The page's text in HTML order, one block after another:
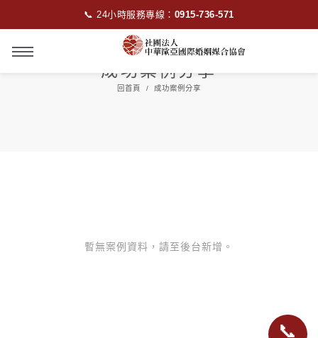
📞 24小時服務專線： 0915-736-571
成功案例分享
回首頁 成功案例分享
暫無案例資料，請至後台新增。
📞